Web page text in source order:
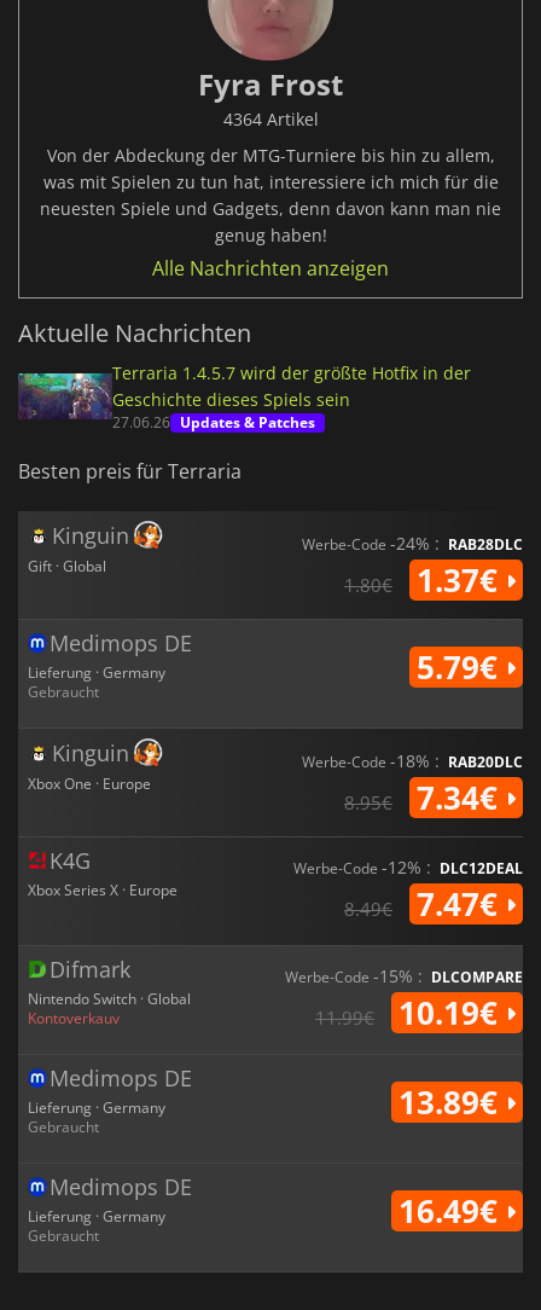
Fyra Frost
4364 Artikel
Von der Abdeckung der MTG-Turniere bis hin zu allem,
was mit Spielen zu tun hat, interessiere ich mich für die
neuesten Spiele und Gadgets, denn davon kann man nie
genug haben!
Alle Nachrichten anzeigen
Aktuelle Nachrichten
Terraria 1.4.5.7 wird der größte Hotfix in der
Geschichte dieses Spiels sein
27.06.26 Updates & Patches
Besten preis für Terraria
Kinguin
Gift · Global
Werbe-Code -24% : RAB28DLC
1.80€ 1.37€
Medimops DE
Lieferung · Germany
Gebraucht
5.79€
Kinguin
Xbox One · Europe
Werbe-Code -18% : RAB20DLC
8.95€ 7.34€
K4G
Xbox Series X · Europe
Werbe-Code -12% : DLC12DEAL
8.49€ 7.47€
Difmark
Nintendo Switch · Global
Kontoverkauv
Werbe-Code -15% : DLCOMPARE
11.99€ 10.19€
Medimops DE
Lieferung · Germany
Gebraucht
13.89€
Medimops DE
Lieferung · Germany
Gebraucht
16.49€